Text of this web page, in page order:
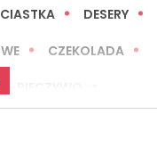
CIASTKA DESERY
CZEKOLADA